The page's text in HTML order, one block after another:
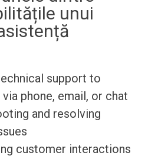
unui
support to
phone, email, or chat
and resolving
customer interactions